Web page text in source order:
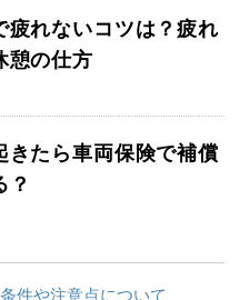
疲れないコツは？疲れ
憩の仕方
きたら車両保険で補償
？
件や注意点について